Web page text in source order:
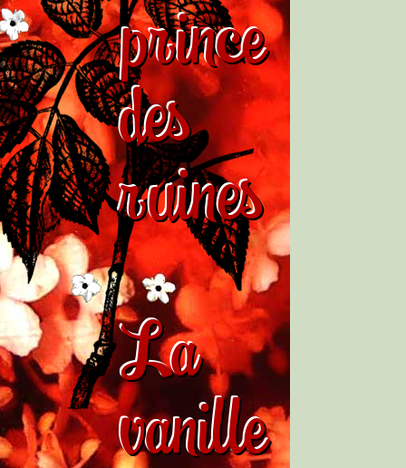
prince
des
ruines
La
vanille